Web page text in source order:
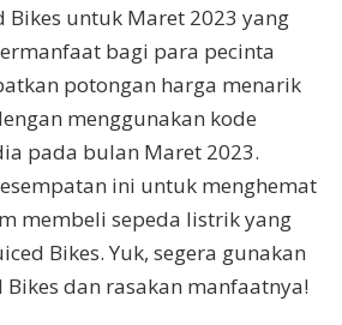
Bikes untuk Maret 2023 yang
bagi para pecinta
potongan harga menarik
menggunakan kode
pada bulan Maret 2023.
ini untuk menghemat
membeli sepeda listrik yang
Bikes. Yuk, segera gunakan
Bikes dan rasakan manfaatnya!